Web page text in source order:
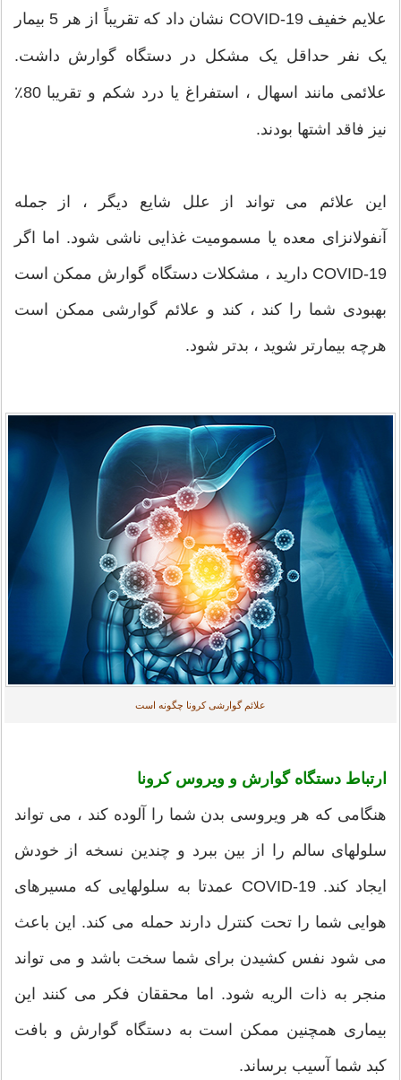
علایم خفیف COVID-19 نشان داد که تقریباً از هر 5 بیمار
یک نفر حداقل یک مشکل در دستگاه گوارش داشت.
علائمی مانند اسهال ، استفراغ یا درد شکم و تقریبا 80٪
نیز فاقد اشتها بودند.
این علائم می تواند از علل شایع دیگر ، از جمله
آنفولانزای معده یا مسمومیت غذایی ناشی شود. اما اگر
COVID-19 دارید ، مشکلات دستگاه گوارش ممکن است
بهبودی شما را کند ، کند و علائم گوارشی ممکن است
هرچه بیمارتر شوید ، بدتر شود.
علائم گوارشی کرونا چگونه است
ارتباط دستگاه گوارش و ویروس کرونا
هنگامی که هر ویروسی بدن شما را آلوده کند ، می تواند
سلولهای سالم را از بین ببرد و چندین نسخه از خودش
ایجاد کند. COVID-19 عمدتا به سلولهایی که مسیرهای
هوایی شما را تحت کنترل دارند حمله می کند. این باعث
می شود نفس کشیدن برای شما سخت باشد و می تواند
منجر به ذات الریه شود. اما محققان فکر می کنند این
بیماری همچنین ممکن است به دستگاه گوارش و بافت
کبد شما آسیب برساند.